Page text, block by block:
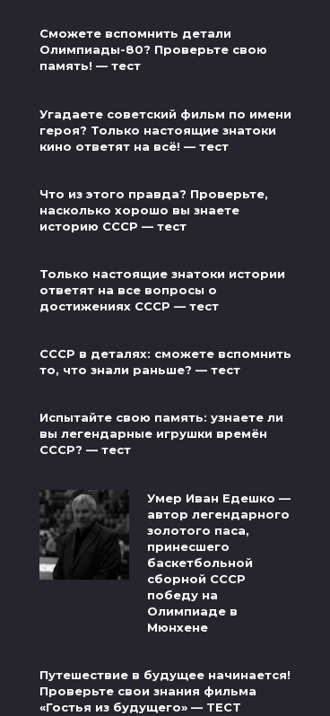
Сможете вспомнить детали
Олимпиады-80? Проверьте свою
память! — тест
Угадаете советский фильм по имени
героя? Только настоящие знатоки
кино ответят на всё! — тест
Что из этого правда? Проверьте,
насколько хорошо вы знаете
историю СССР — тест
Только настоящие знатоки истории
ответят на все вопросы о
достижениях СССР — тест
СССР в деталях: сможете вспомнить
то, что знали раньше? — тест
Испытайте свою память: узнаете ли
вы легендарные игрушки времён
СССР? — тест
Умер Иван Едешко —
автор легендарного
золотого паса,
принесшего
баскетбольной
сборной СССР
победу на
Олимпиаде в
Мюнхене
Путешествие в будущее начинается!
Проверьте свои знания фильма
«Гостья из будущего» — ТЕСТ